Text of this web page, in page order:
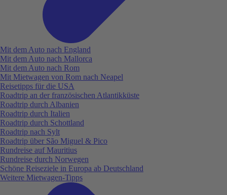
Mit dem Auto nach England
Mit dem Auto nach Mallorca
Mit dem Auto nach Rom
Mit Mietwagen von Rom nach Neapel
Reisetipps für die USA
Roadtrip an der französischen Atlantikküste
Roadtrip durch Albanien
Roadtrip durch Italien
Roadtrip durch Schottland
Roadtrip nach Sylt
Roadtrip über São Miguel & Pico
Rundreise auf Mauritius
Rundreise durch Norwegen
Schöne Reiseziele in Europa ab Deutschland
Weitere Mietwagen-Tipps